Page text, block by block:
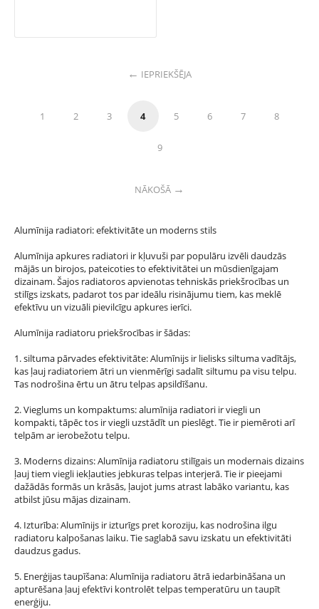
IEPRIEKŠĒJA
1 2 3 4 5 6 7 8
9
NĀKOŠĀ
Alumīnija radiatori: efektivitāte un moderns stils
Alumīnija apkures radiatori ir kļuvuši par populāru izvēli daudzās
mājās un birojos, pateicoties to efektivitātei un mūsdienīgajam
dizainam. Šajos radiatoros apvienotas tehniskās priekšrocības un
stilīgs izskats, padarot tos par ideālu risinājumu tiem, kas meklē
efektīvu un vizuāli pievilcīgu apkures ierīci.
Alumīnija radiatoru priekšrocības ir šādas:
1. siltuma pārvades efektivitāte: Alumīnijs ir lielisks siltuma vadītājs,
kas ļauj radiatoriem ātri un vienmērīgi sadalīt siltumu pa visu telpu.
Tas nodrošina ērtu un ātru telpas apsildīšanu.
2. Vieglums un kompaktums: alumīnija radiatori ir viegli un
kompakti, tāpēc tos ir viegli uzstādīt un pieslēgt. Tie ir piemēroti arī
telpām ar ierobežotu telpu.
3. Moderns dizains: Alumīnija radiatoru stilīgais un modernais dizains
ļauj tiem viegli iekļauties jebkuras telpas interjerā. Tie ir pieejami
dažādās formās un krāsās, ļaujot jums atrast labāko variantu, kas
atbilst jūsu mājas dizainam.
4. Izturība: Alumīnijs ir izturīgs pret koroziju, kas nodrošina ilgu
radiatoru kalpošanas laiku. Tie saglabā savu izskatu un efektivitāti
daudzus gadus.
5. Enerģijas taupīšana: Alumīnija radiatoru ātrā iedarbināšana un
apturēšana ļauj efektīvi kontrolēt telpas temperatūru un taupīt
enerģiju.